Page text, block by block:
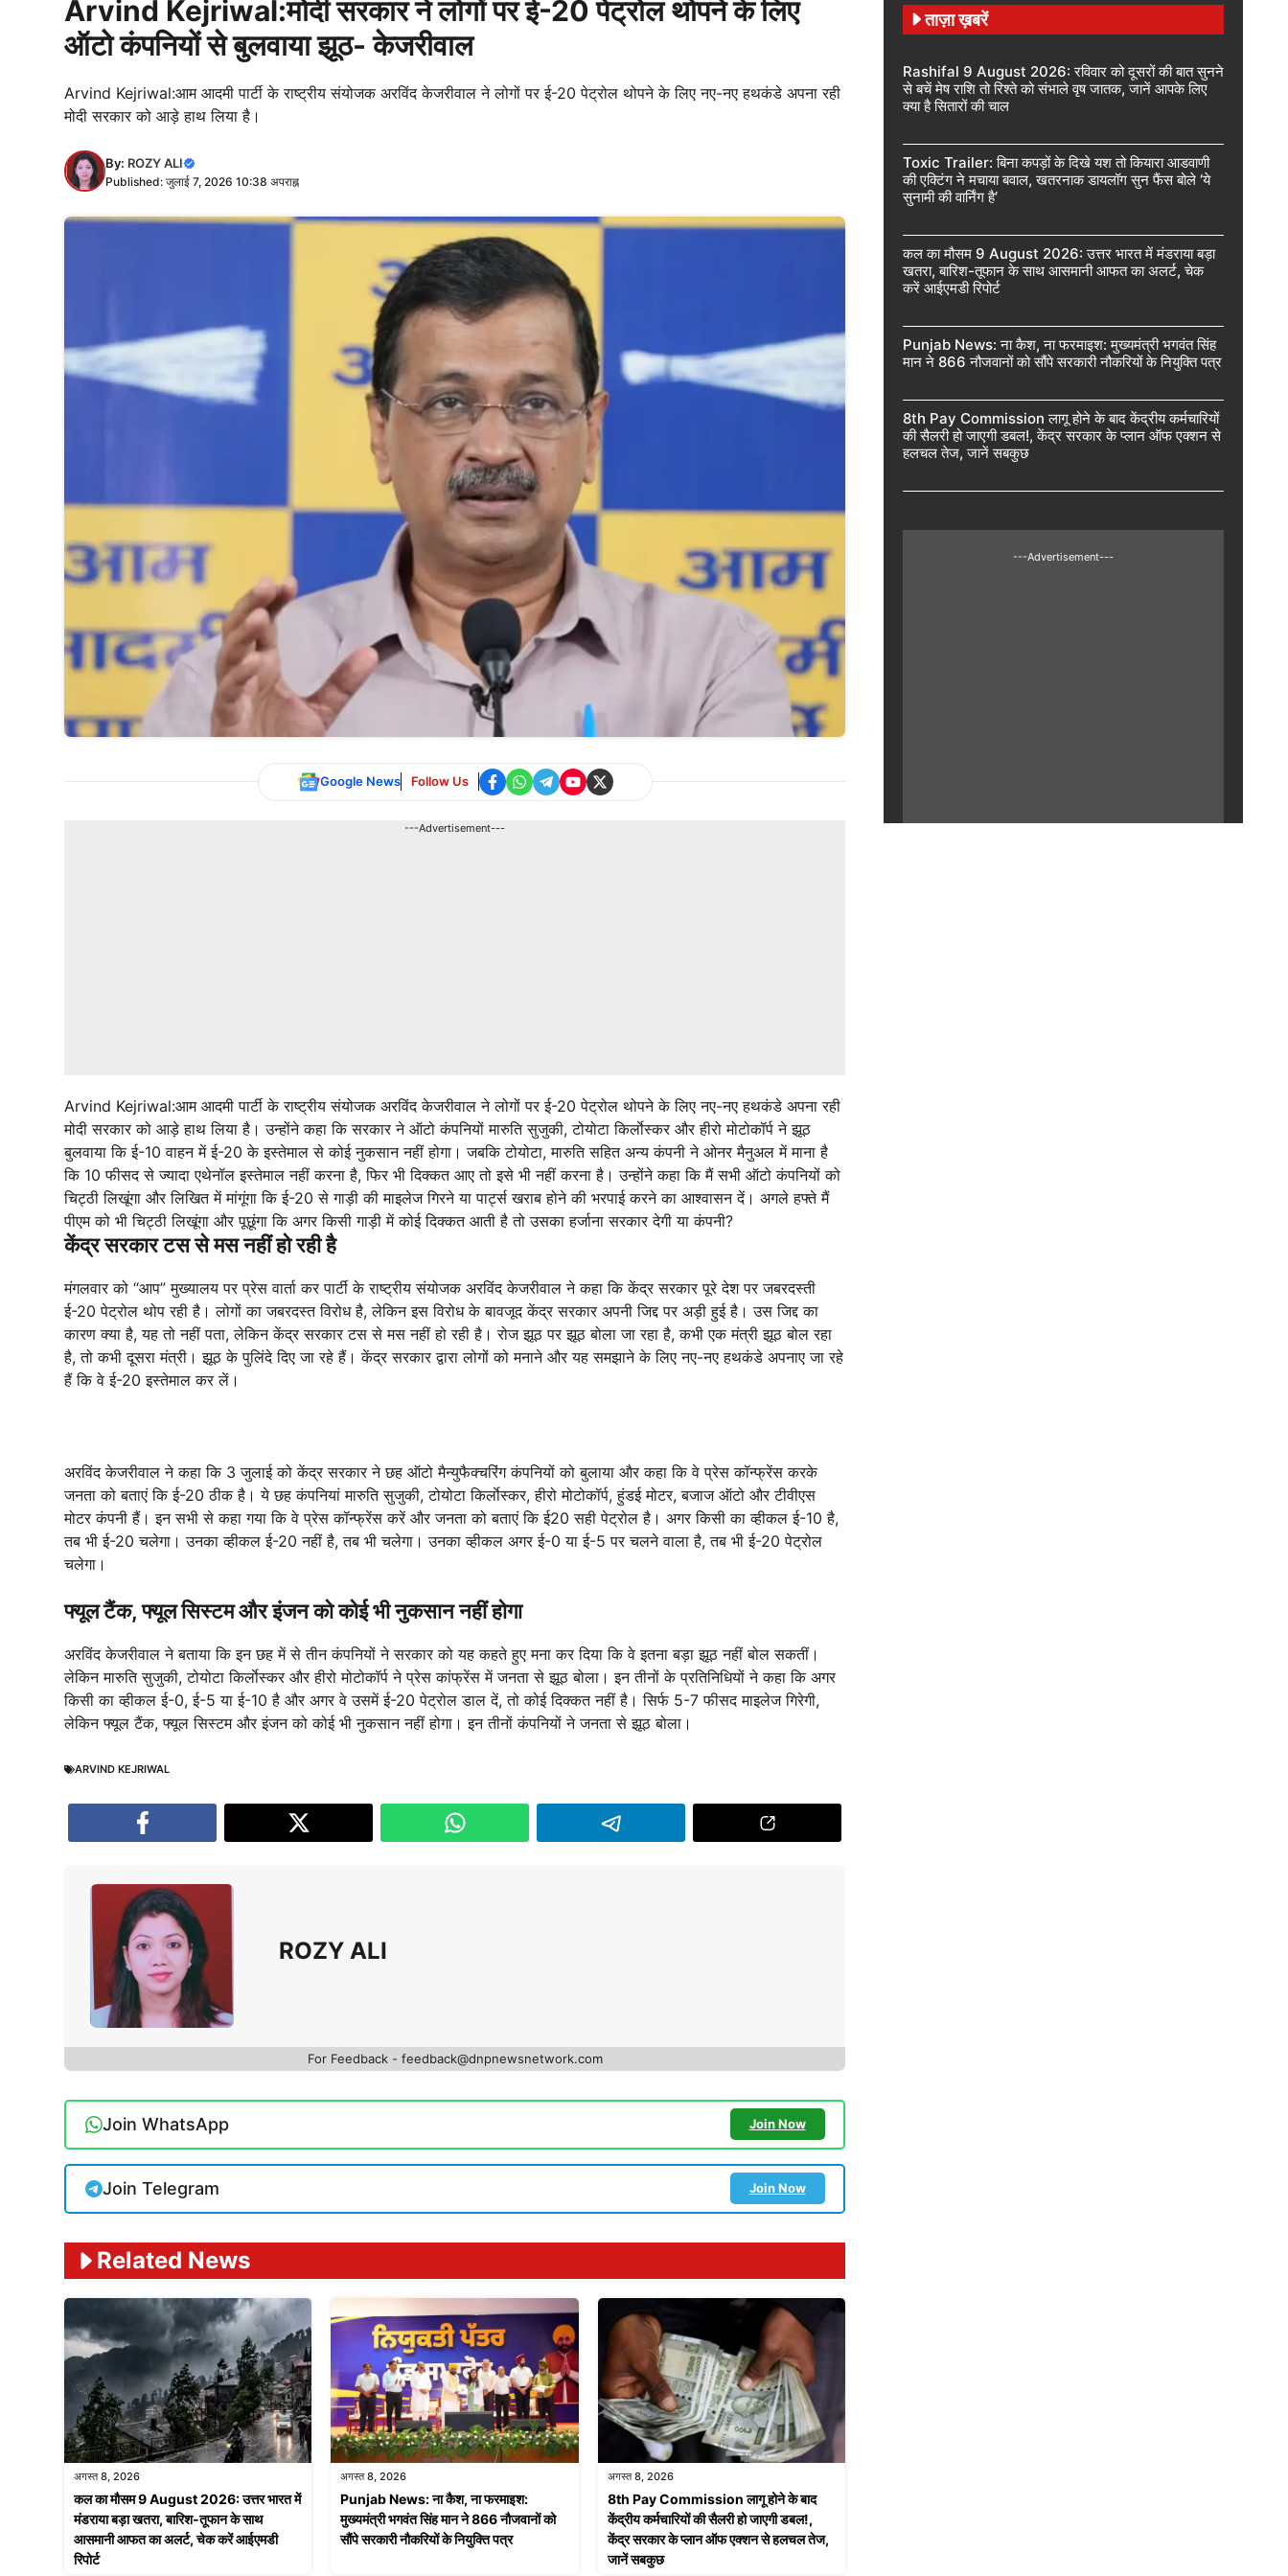
Arvind Kejriwal:मोदी सरकार ने लोगों पर ई-20 पेट्रोल थोपने के लिए
ऑटो कंपनियों से बुलवाया झूठ- केजरीवाल
Arvind Kejriwal:आम आदमी पार्टी के राष्ट्रीय संयोजक अरविंद केजरीवाल ने लोगों पर ई-20 पेट्रोल थोपने के लिए नए-नए हथकंडे अपना रही
मोदी सरकार को आड़े हाथ लिया है।
By: ROZY ALI
Published: जुलाई 7, 2026 10:38 अपराह्न
Google News Follow Us
---Advertisement---
Arvind Kejriwal:आम आदमी पार्टी के राष्ट्रीय संयोजक अरविंद केजरीवाल ने लोगों पर ई-20 पेट्रोल थोपने के लिए नए-नए हथकंडे अपना रही
मोदी सरकार को आड़े हाथ लिया है। उन्होंने कहा कि सरकार ने ऑटो कंपनियों मारुति सुजुकी, टोयोटा किर्लाेस्कर और हीरो मोटोकॉर्प ने झूठ
बुलवाया कि ई-10 वाहन में ई-20 के इस्तेमाल से कोई नुकसान नहीं होगा। जबकि टोयोटा, मारुति सहित अन्य कंपनी ने ओनर मैनुअल में माना है
कि 10 फीसद से ज्यादा एथेनॉल इस्तेमाल नहीं करना है, फिर भी दिक्कत आए तो इसे भी नहीं करना है। उन्होंने कहा कि मैं सभी ऑटो कंपनियों को
चिट्ठी लिखूंगा और लिखित में मांगूंगा कि ई-20 से गाड़ी की माइलेज गिरने या पार्ट्स खराब होने की भरपाई करने का आश्वासन दें। अगले हफ्ते मैं
पीएम को भी चिट्ठी लिखूंगा और पूछूंगा कि अगर किसी गाड़ी में कोई दिक्कत आती है तो उसका हर्जाना सरकार देगी या कंपनी?
केंद्र सरकार टस से मस नहीं हो रही है
मंगलवार को “आप” मुख्यालय पर प्रेस वार्ता कर पार्टी के राष्ट्रीय संयोजक अरविंद केजरीवाल ने कहा कि केंद्र सरकार पूरे देश पर जबरदस्ती
ई-20 पेट्रोल थोप रही है। लोगों का जबरदस्त विरोध है, लेकिन इस विरोध के बावजूद केंद्र सरकार अपनी जिद्द पर अड़ी हुई है। उस जिद्द का
कारण क्या है, यह तो नहीं पता, लेकिन केंद्र सरकार टस से मस नहीं हो रही है। रोज झूठ पर झूठ बोला जा रहा है, कभी एक मंत्री झूठ बोल रहा
है, तो कभी दूसरा मंत्री। झूठ के पुलिंदे दिए जा रहे हैं। केंद्र सरकार द्वारा लोगों को मनाने और यह समझाने के लिए नए-नए हथकंडे अपनाए जा रहे
हैं कि वे ई-20 इस्तेमाल कर लें।
अरविंद केजरीवाल ने कहा कि 3 जुलाई को केंद्र सरकार ने छह ऑटो मैन्युफैक्चरिंग कंपनियों को बुलाया और कहा कि वे प्रेस कॉन्फ्रेंस करके
जनता को बताएं कि ई-20 ठीक है। ये छह कंपनियां मारुति सुजुकी, टोयोटा किर्लाेस्कर, हीरो मोटोकॉर्प, हुंडई मोटर, बजाज ऑटो और टीवीएस
मोटर कंपनी हैं। इन सभी से कहा गया कि वे प्रेस कॉन्फ्रेंस करें और जनता को बताएं कि ई20 सही पेट्रोल है। अगर किसी का व्हीकल ई-10 है,
तब भी ई-20 चलेगा। उनका व्हीकल ई-20 नहीं है, तब भी चलेगा। उनका व्हीकल अगर ई-0 या ई-5 पर चलने वाला है, तब भी ई-20 पेट्रोल
चलेगा।
फ्यूल टैंक, फ्यूल सिस्टम और इंजन को कोई भी नुकसान नहीं होगा
अरविंद केजरीवाल ने बताया कि इन छह में से तीन कंपनियों ने सरकार को यह कहते हुए मना कर दिया कि वे इतना बड़ा झूठ नहीं बोल सकतीं।
लेकिन मारुति सुजुकी, टोयोटा किर्लाेस्कर और हीरो मोटोकॉर्प ने प्रेस कांफ्रेंस में जनता से झूठ बोला। इन तीनों के प्रतिनिधियों ने कहा कि अगर
किसी का व्हीकल ई-0, ई-5 या ई-10 है और अगर वे उसमें ई-20 पेट्रोल डाल दें, तो कोई दिक्कत नहीं है। सिर्फ 5-7 फीसद माइलेज गिरेगी,
लेकिन फ्यूल टैंक, फ्यूल सिस्टम और इंजन को कोई भी नुकसान नहीं होगा। इन तीनों कंपनियों ने जनता से झूठ बोला।
ARVIND KEJRIWAL
ROZY ALI
For Feedback - feedback@dnpnewsnetwork.com
Join WhatsApp Join Now
Join Telegram Join Now
Related News
अगस्त 8, 2026
कल का मौसम 9 August 2026: उत्तर भारत में
मंडराया बड़ा खतरा, बारिश-तूफान के साथ
आसमानी आफत का अलर्ट, चेक करें आईएमडी
रिपोर्ट
अगस्त 8, 2026
Punjab News: ना कैश, ना फरमाइश:
मुख्यमंत्री भगवंत सिंह मान ने 866 नौजवानों को
सौंपे सरकारी नौकरियों के नियुक्ति पत्र
अगस्त 8, 2026
8th Pay Commission लागू होने के बाद
केंद्रीय कर्मचारियों की सैलरी हो जाएगी डबल!,
केंद्र सरकार के प्लान ऑफ एक्शन से हलचल तेज,
जानें सबकुछ
ताज़ा ख़बरें
Rashifal 9 August 2026: रविवार को दूसरों की बात सुनने
से बचें मेष राशि तो रिश्ते को संभाले वृष जातक, जानें आपके लिए
क्या है सितारों की चाल
Toxic Trailer: बिना कपड़ों के दिखे यश तो कियारा आडवाणी
की एक्टिंग ने मचाया बवाल, खतरनाक डायलॉग सुन फैंस बोले ‘ये
सुनामी की वार्निंग है’
कल का मौसम 9 August 2026: उत्तर भारत में मंडराया बड़ा
खतरा, बारिश-तूफान के साथ आसमानी आफत का अलर्ट, चेक
करें आईएमडी रिपोर्ट
Punjab News: ना कैश, ना फरमाइश: मुख्यमंत्री भगवंत सिंह
मान ने 866 नौजवानों को सौंपे सरकारी नौकरियों के नियुक्ति पत्र
8th Pay Commission लागू होने के बाद केंद्रीय कर्मचारियों
की सैलरी हो जाएगी डबल!, केंद्र सरकार के प्लान ऑफ एक्शन से
हलचल तेज, जानें सबकुछ
---Advertisement---